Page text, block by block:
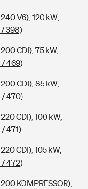
V6), 120 kW,
/ 398)
CDI), 75 kW,
/ 469)
CDI), 85 kW,
/ 470)
CDI), 100 kW,
/ 471)
CDI), 105 kW,
/ 472)
KOMPRESSOR),